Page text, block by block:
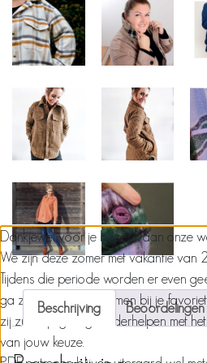
Beschrijving Beoordelingen
Dankjewel voor je bezoek aan onze
We zijn deze zomer met vakantie van
Tijdens die periode worden er even
ga zeker een kijkje nemen bij je
zij zullen je graag verderhelpen met
van jouw keuze.